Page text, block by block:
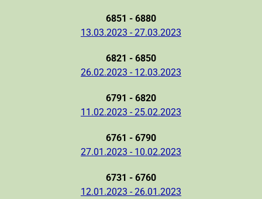
6851 - 6880
13.03.2023 - 27.03.2023
6821 - 6850
26.02.2023 - 12.03.2023
6791 - 6820
11.02.2023 - 25.02.2023
6761 - 6790
27.01.2023 - 10.02.2023
6731 - 6760
12.01.2023 - 26.01.2023